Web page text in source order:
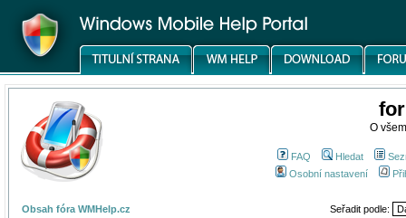
O
FAQ Hledat
Osobní nastavení
Obsah fóra WMHelp.cz Seřadit podle: